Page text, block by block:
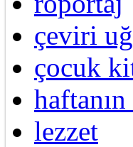
çeviri
çocuk
lezzet